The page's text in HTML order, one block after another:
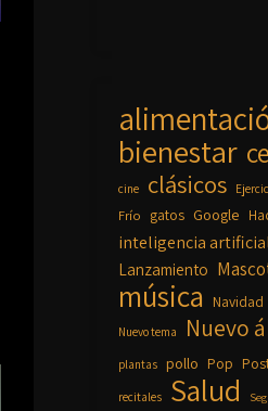
bienestar
cine clásicos
Frío gatos Google
inteligencia
Lanzamiento
música Navidad
Nuevo tema Nuevo
plantas pollo Pop
recitales Salud